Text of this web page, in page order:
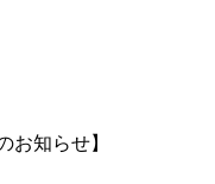
お知らせ】